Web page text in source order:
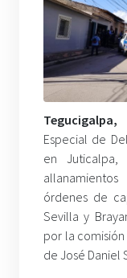
Especial de
en Juticalpa,
órdenes de
Sevilla y
por la
de José Daniel